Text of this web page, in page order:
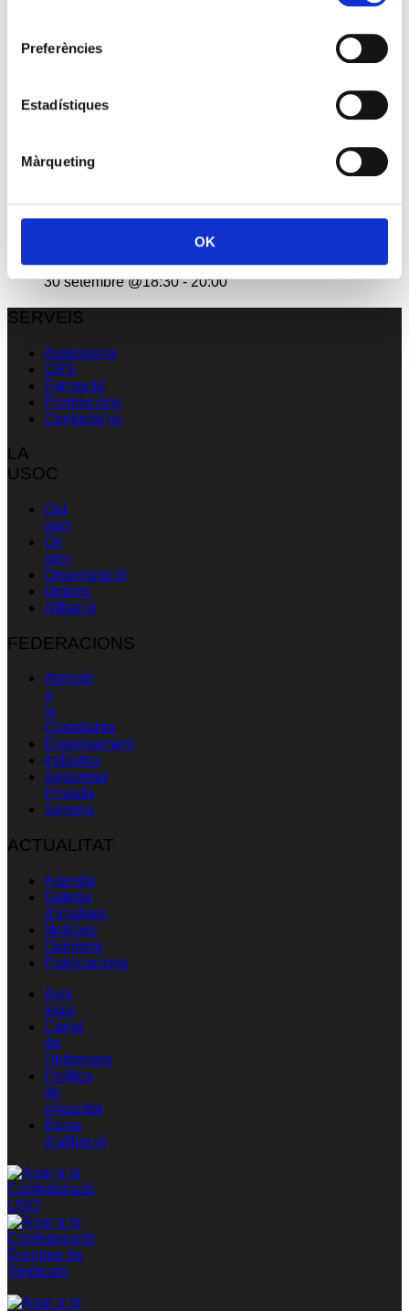
Preferències
Estadístiques
Màrqueting
OK
« jul.
Lleida
Esdeveniment: Europa Social. 40 anys d’Europa
30 setembre @18:30-20:00
SERVEIS
Assessoria
CRS
Formació
Promocions
Contacta’ns
LA
USOC
Qui
som
On
som
Organització
Unions
Afiliació
FEDERACIONS
Atenció
a
la
Ciutadania
Ensenyament
Indústria
Seguretat
Privada
Serveis
ACTUALITAT
Agenda
Galeria
d’imatges
Notícies
Opinions
Publicacions
Avís
legal
Canal
de
l’informant
Política
de
privacitat
Baixa
d’afiliació